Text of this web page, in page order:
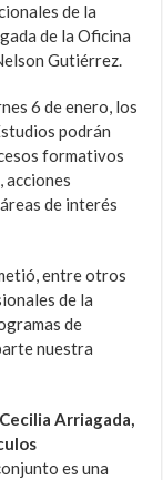
de la
de la Oficina
Gutiérrez.
6 de enero, los
podrán
formativos
acciones
de interés
entre otros
de la
de
nuestra
Cecilia Arriagada,
es una